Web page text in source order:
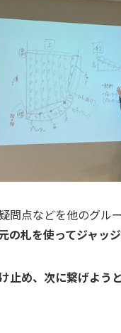
問点などを他のグル
の札を使ってジャッジ
止め、次に繋げよう